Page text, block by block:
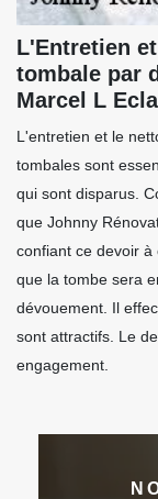
L'Entretien
tombale par
Marcel L
L'entretien et le
tombales sont
qui sont disparus.
que Johnny
confiant ce devoir
que la tombe sera
dévouement. Il
sont attractifs. Le
engagement.